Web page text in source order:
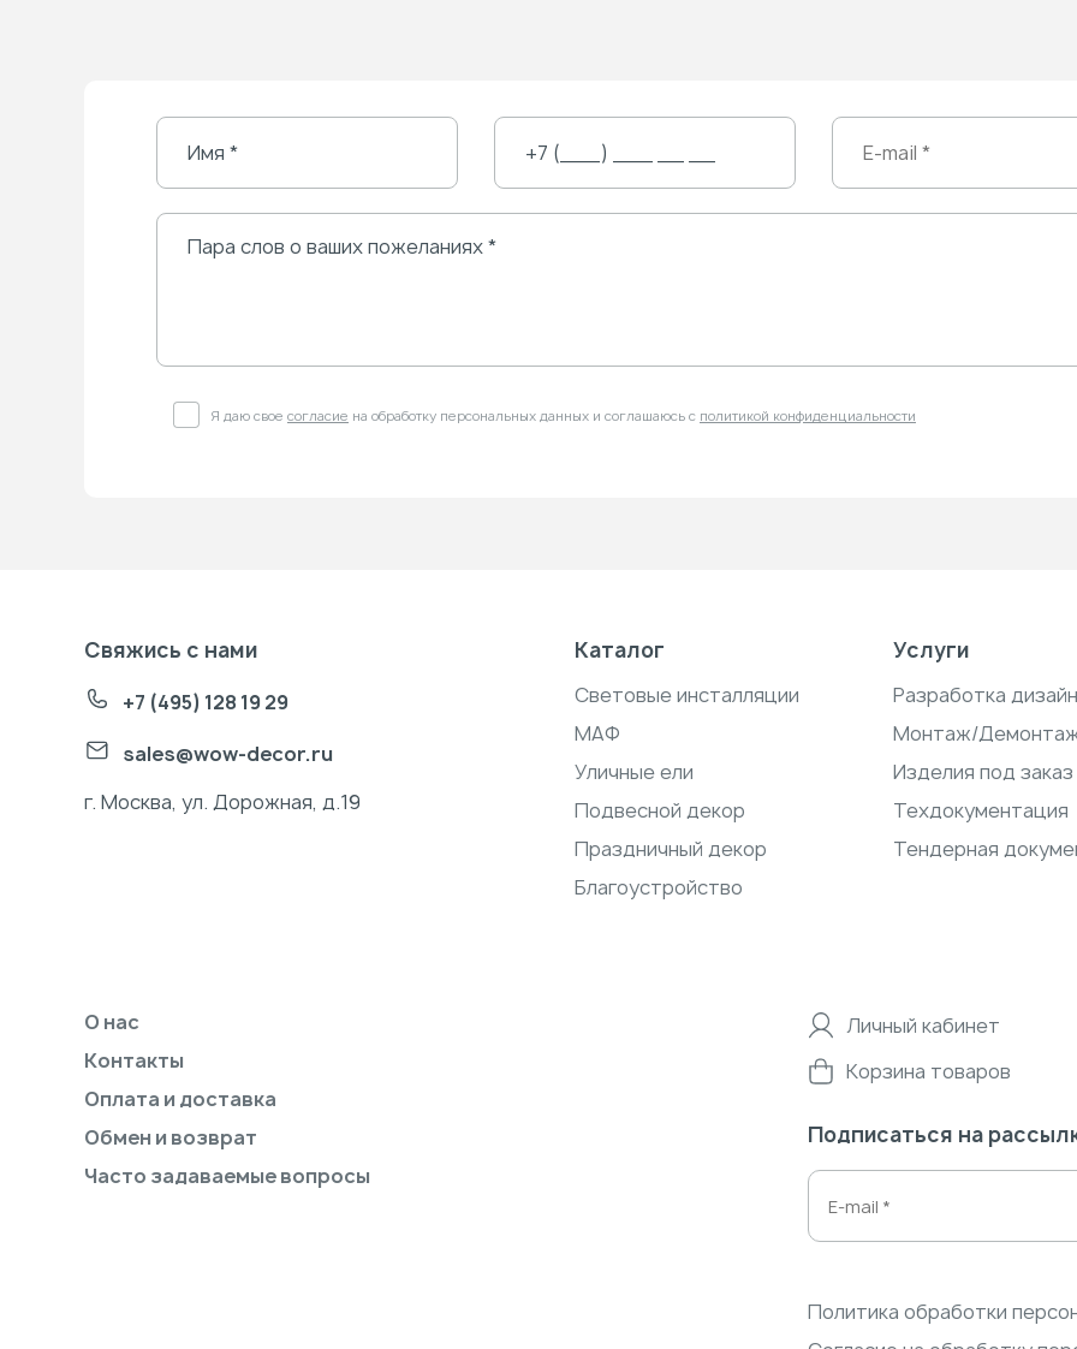
Я даю свое согласие на обработку персональных данных и соглашаюсь с политикой конфиденциальности
Свяжись с нами
+7 (495) 128 19 29
sales@wow-decor.ru
г. Москва, ул. Дорожная, д.19
Каталог
Световые инсталляции
МАФ
Уличные ели
Подвесной декор
Праздничный декор
Благоустройство
Услуги
Разработка
Монтаж/
Изделия под заказ
Техдокументация
Тендерная
О нас
Контакты
Оплата и доставка
Обмен и возврат
Часто задаваемые вопросы
Личный кабинет
Корзина товаров
Подписаться на
Политика обработки